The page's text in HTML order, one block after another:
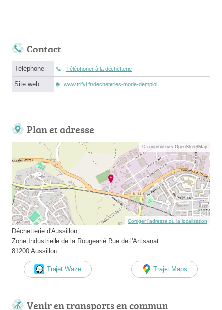
Contact
Téléphone Téléphoner à la déchetterie
Site web www.trifyl.fr/decheteries-mode-demploi
Plan et adresse
© contributeurs OpenStreetMap
Corriger l’adresse ou la localisation
Déchetterie d'Aussillon
Zone Industrielle de la Rougearié Rue de l'Artisanat
81200 Aussillon
Trajet Waze Trajet Maps
Venir en transports en commun